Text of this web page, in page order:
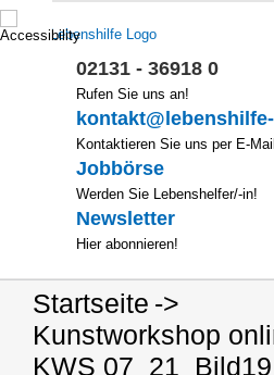
Zum
Inhalt
02131 - 36918 0
Rufen Sie uns an!
Kontaktieren Sie uns per E-
Jobbörse
Werden Sie Lebenshelfer/-in!
Newsletter
Hier abonnieren!
Startseite
Kunstworkshop
KWS 07_21_Bild19